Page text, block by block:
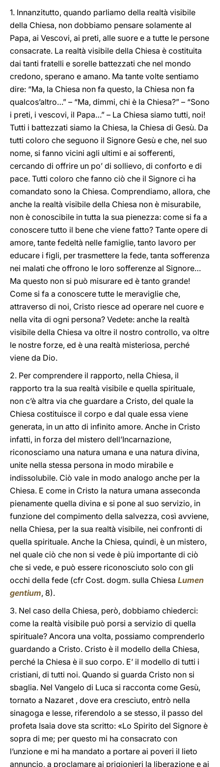
1. Innanzitutto, quando parliamo della realtà visibile
della Chiesa, non dobbiamo pensare solamente al
Papa, ai Vescovi, ai preti, alle suore e a tutte le persone
consacrate. La realtà visibile della Chiesa è costituita
dai tanti fratelli e sorelle battezzati che nel mondo
credono, sperano e amano. Ma tante volte sentiamo
dire: “Ma, la Chiesa non fa questo, la Chiesa non fa
qualcos’altro…” – “Ma, dimmi, chi è la Chiesa?” – “Sono
i preti, i vescovi, il Papa…” – La Chiesa siamo tutti, noi!
Tutti i battezzati siamo la Chiesa, la Chiesa di Gesù. Da
tutti coloro che seguono il Signore Gesù e che, nel suo
nome, si fanno vicini agli ultimi e ai sofferenti,
cercando di offrire un po’ di sollievo, di conforto e di
pace. Tutti coloro che fanno ciò che il Signore ci ha
comandato sono la Chiesa. Comprendiamo, allora, che
anche la realtà visibile della Chiesa non è misurabile,
non è conoscibile in tutta la sua pienezza: come si fa a
conoscere tutto il bene che viene fatto? Tante opere di
amore, tante fedeltà nelle famiglie, tanto lavoro per
educare i figli, per trasmettere la fede, tanta sofferenza
nei malati che offrono le loro sofferenze al Signore…
Ma questo non si può misurare ed è tanto grande!
Come si fa a conoscere tutte le meraviglie che,
attraverso di noi, Cristo riesce ad operare nel cuore e
nella vita di ogni persona? Vedete: anche la realtà
visibile della Chiesa va oltre il nostro controllo, va oltre
le nostre forze, ed è una realtà misteriosa, perché
viene da Dio.
2. Per comprendere il rapporto, nella Chiesa, il
rapporto tra la sua realtà visibile e quella spirituale,
non c’è altra via che guardare a Cristo, del quale la
Chiesa costituisce il corpo e dal quale essa viene
generata, in un atto di infinito amore. Anche in Cristo
infatti, in forza del mistero dell’Incarnazione,
riconosciamo una natura umana e una natura divina,
unite nella stessa persona in modo mirabile e
indissolubile. Ciò vale in modo analogo anche per la
Chiesa. E come in Cristo la natura umana asseconda
pienamente quella divina e si pone al suo servizio, in
funzione del compimento della salvezza, così avviene,
nella Chiesa, per la sua realtà visibile, nei confronti di
quella spirituale. Anche la Chiesa, quindi, è un mistero,
nel quale ciò che non si vede è più importante di ciò
che si vede, e può essere riconosciuto solo con gli
occhi della fede (cfr Cost. dogm. sulla Chiesa Lumen
gentium, 8).
3. Nel caso della Chiesa, però, dobbiamo chiederci:
come la realtà visibile può porsi a servizio di quella
spirituale? Ancora una volta, possiamo comprenderlo
guardando a Cristo. Cristo è il modello della Chiesa,
perché la Chiesa è il suo corpo. E’ il modello di tutti i
cristiani, di tutti noi. Quando si guarda Cristo non si
sbaglia. Nel Vangelo di Luca si racconta come Gesù,
tornato a Nazaret , dove era cresciuto, entrò nella
sinagoga e lesse, riferendolo a se stesso, il passo del
profeta Isaia dove sta scritto: «Lo Spirito del Signore è
sopra di me; per questo mi ha consacrato con
l’unzione e mi ha mandato a portare ai poveri il lieto
annuncio, a proclamare ai prigionieri la liberazione e ai